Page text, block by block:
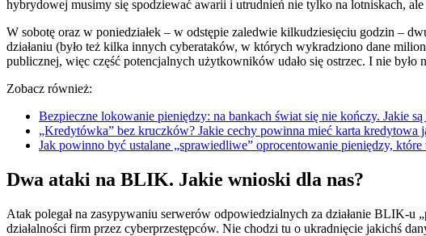
hybrydowej musimy się spodziewać awarii i utrudnień nie tylko na lotniskach, ale
W sobotę oraz w poniedziałek – w odstępie zaledwie kilkudziesięciu godzin –
działaniu (było też kilka innych cyberataków, w których wykradziono dane
publicznej, więc część potencjalnych użytkowników udało się ostrzec. I nie było
Zobacz również:
Bezpieczne lokowanie pieniędzy: na bankach świat się nie kończy.
„Kredytówka” bez kruczków? Jakie cechy powinna mieć karta
Jak powinno być ustalane „sprawiedliwe” oprocentowanie pieniędzy,
Dwa ataki na BLIK. Jakie wnioski dla nas?
Atak polegał na zasypywaniu serwerów odpowiedzialnych za działanie BLIK-u
działalności firm przez cyberprzestępców. Nie chodzi tu o ukradnięcie jakichś